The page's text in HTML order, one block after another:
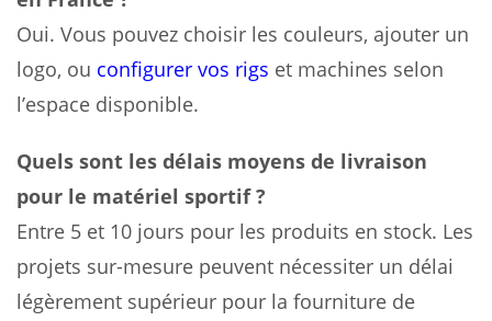
Oui. Vous pouvez choisir les couleurs, ajouter un
logo, ou configurer vos rigs et machines selon
l’espace disponible.
Quels sont les délais moyens de livraison
pour le matériel sportif ?
Entre 5 et 10 jours pour les produits en stock. Les
projets sur-mesure peuvent nécessiter un délai
légèrement supérieur pour la fourniture de